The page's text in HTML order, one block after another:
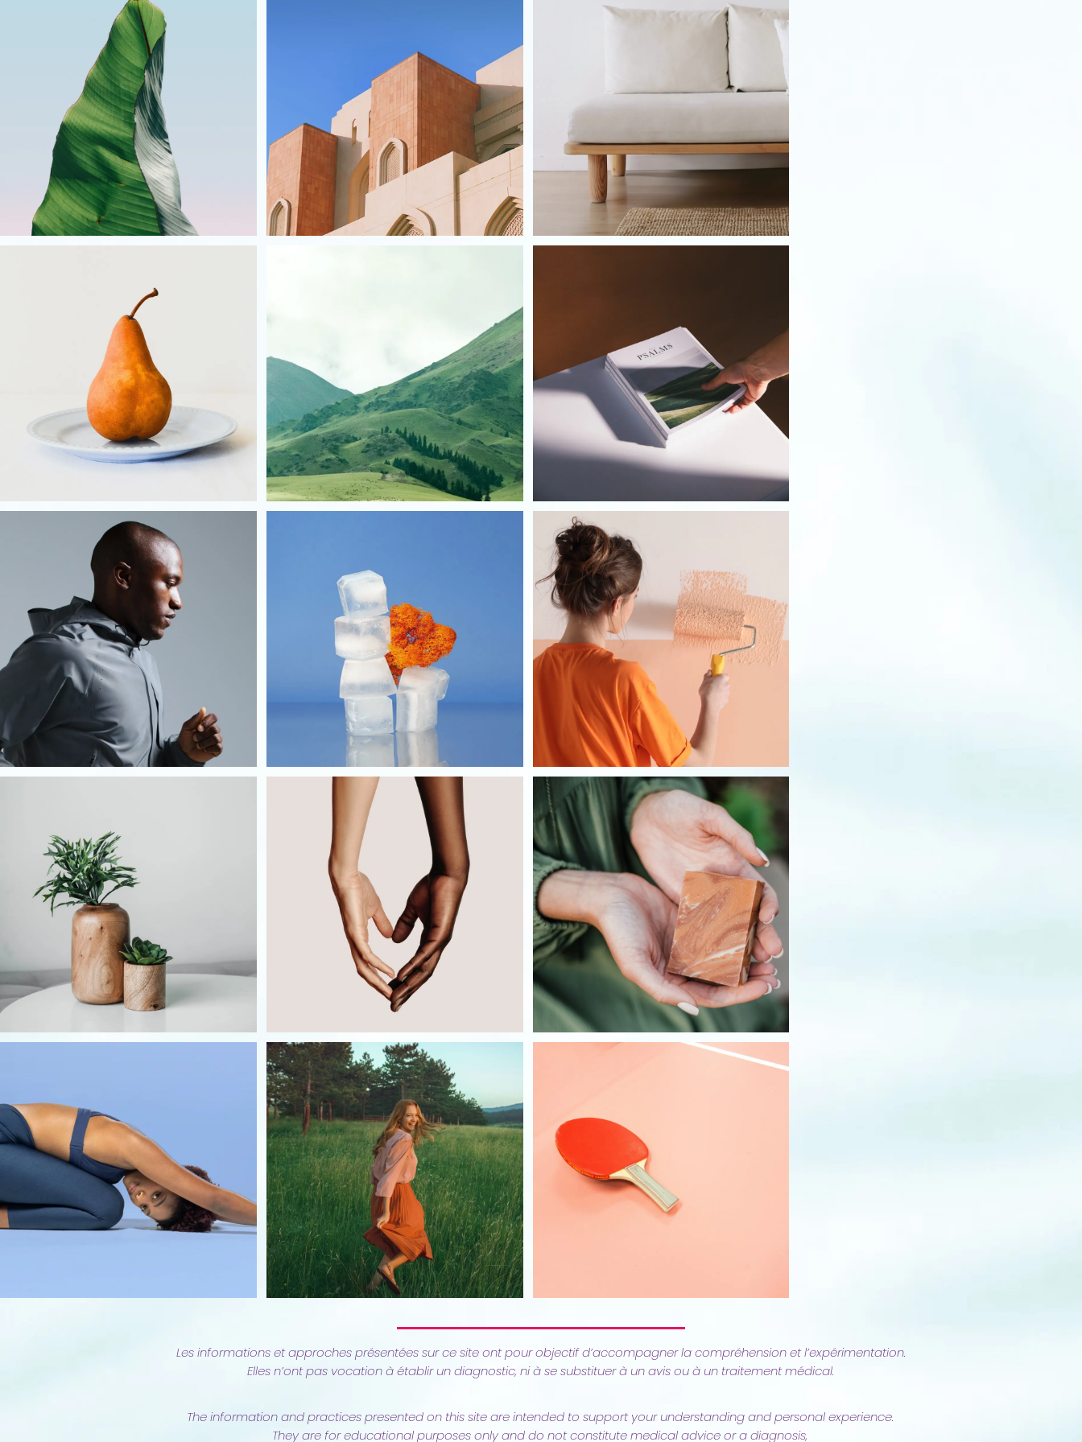
Les informations et approches présentées sur ce site ont pour objectif d’accompagner la compréhension et l’expérimentation.
Elles n’ont pas vocation à établir un diagnostic, ni à se substituer à un avis ou à un traitement médical.
The information and practices presented on this site are intended to support your understanding and personal experience.
They are for educational purposes only and do not constitute medical advice or a diagnosis,